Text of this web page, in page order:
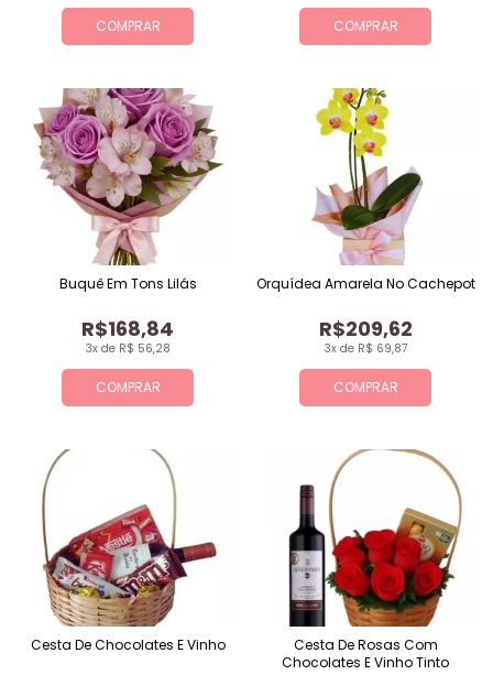
COMPRAR COMPRAR
COMPRAR
3x de R$ 56,28
R$168,84
Buquê Em Tons Lilás
COMPRAR
3x de R$ 69,87
R$209,62
Orquídea Amarela No Cachepot
Cesta De Chocolates E Vinho
Cesta De Rosas Com
Chocolates E Vinho Tinto